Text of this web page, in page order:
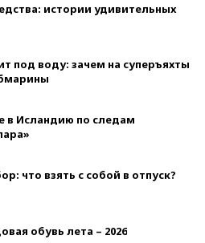
истории удивительных
под воду: зачем на суперъяхты
в Исландию по следам
что взять с собой в отпуск?
обувь лета – 2026